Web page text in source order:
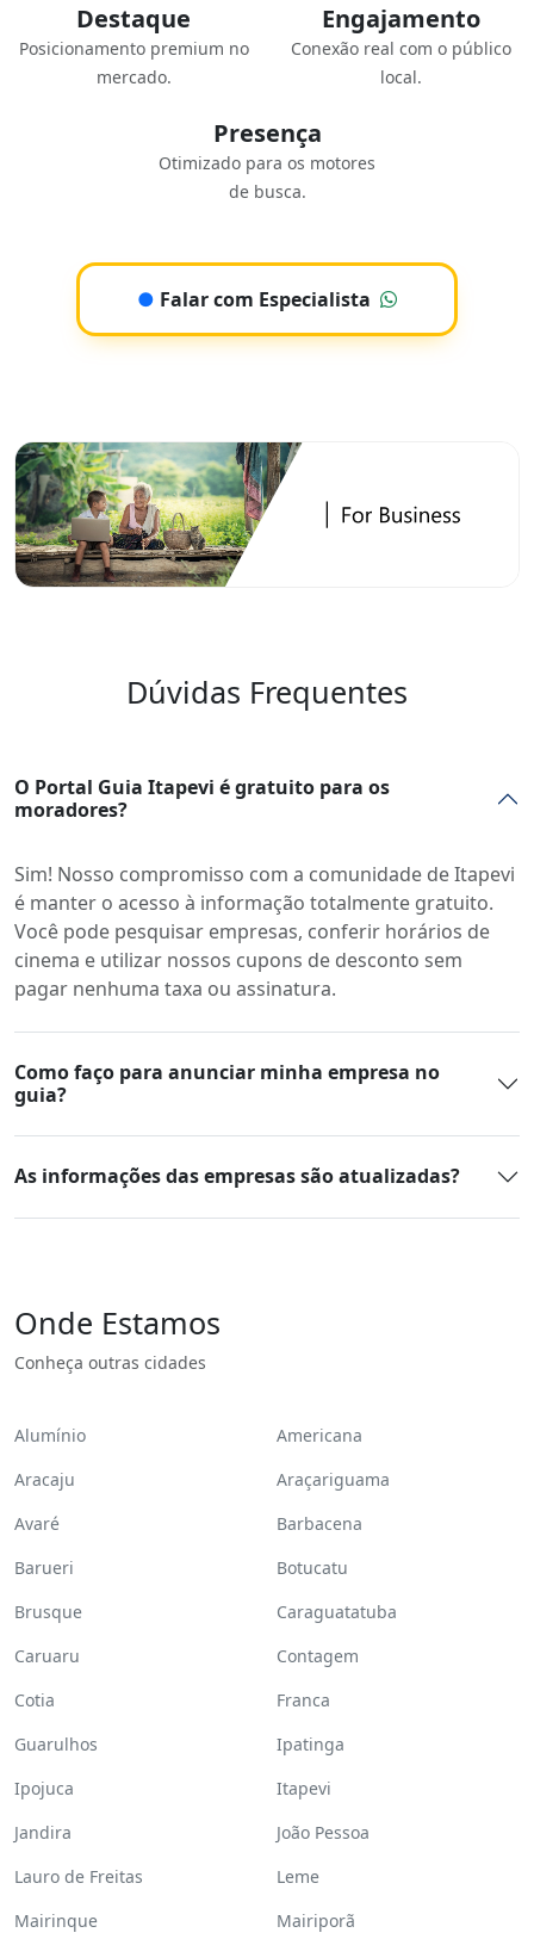
Destaque
Posicionamento premium no
mercado.
Engajamento
Conexão real com o público
local.
Presença
Otimizado para os motores
de busca.
● Falar com Especialista
Dúvidas Frequentes
O Portal Guia Itapevi é gratuito para os
moradores?
Sim! Nosso compromisso com a comunidade de Itapevi
é manter o acesso à informação totalmente gratuito.
Você pode pesquisar empresas, conferir horários de
cinema e utilizar nossos cupons de desconto sem
pagar nenhuma taxa ou assinatura.
Como faço para anunciar minha empresa no
guia?
As informações das empresas são atualizadas?
Onde Estamos
Conheça outras cidades
Alumínio
Americana
Aracaju
Araçariguama
Avaré
Barbacena
Barueri
Botucatu
Brusque
Caraguatatuba
Caruaru
Contagem
Cotia
Franca
Guarulhos
Ipatinga
Ipojuca
Itapevi
Jandira
João Pessoa
Lauro de Freitas
Leme
Mairinque
Mairiporã